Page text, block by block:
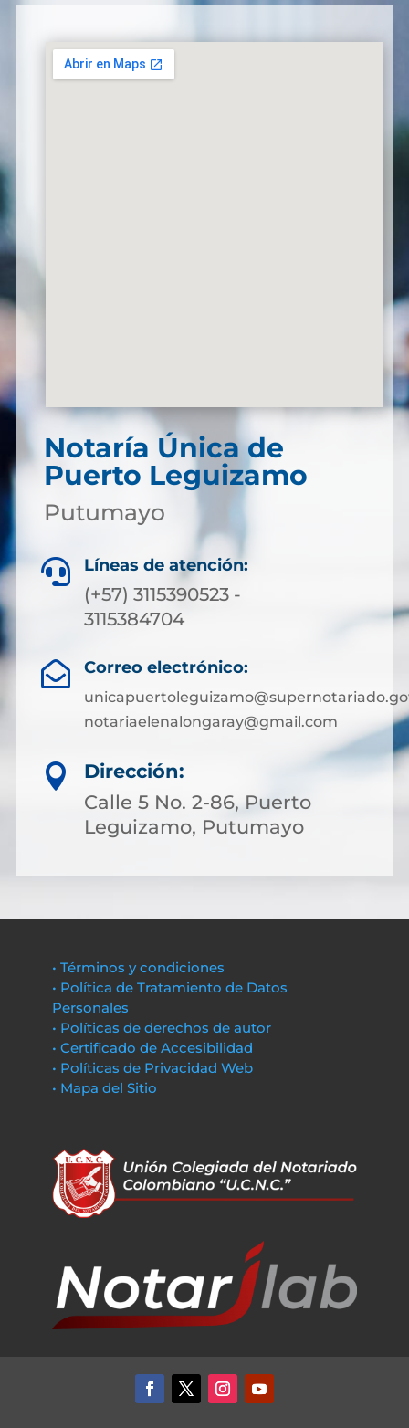
Notaría Única de
Puerto Leguizamo
Putumayo
 Líneas de atención:
(+57) 3115390523 -
3115384704
 Correo electrónico:
notariaelenalongaray@gmail.com

Dirección:
Calle 5 No. 2-86, Puerto
Leguizamo, Putumayo
• Términos y condiciones
• Política de Tratamiento de Datos
Personales
• Políticas de derechos de autor
• Certificado de Accesibilidad
• Políticas de Privacidad Web
• Mapa del Sitio